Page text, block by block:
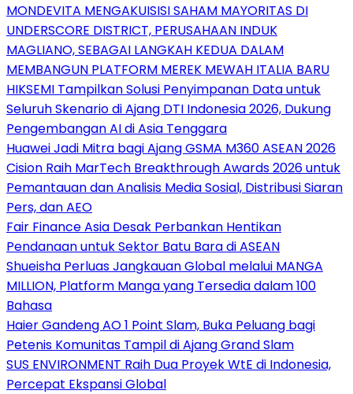
MONDEVITA MENGAKUISISI SAHAM MAYORITAS DI
UNDERSCORE DISTRICT, PERUSAHAAN INDUK
MAGLIANO, SEBAGAI LANGKAH KEDUA DALAM
MEMBANGUN PLATFORM MEREK MEWAH ITALIA BARU
HIKSEMI Tampilkan Solusi Penyimpanan Data untuk
Seluruh Skenario di Ajang DTI Indonesia 2026, Dukung
Pengembangan AI di Asia Tenggara
Huawei Jadi Mitra bagi Ajang GSMA M360 ASEAN 2026
Cision Raih MarTech Breakthrough Awards 2026 untuk
Pemantauan dan Analisis Media Sosial, Distribusi Siaran
Pers, dan AEO
Fair Finance Asia Desak Perbankan Hentikan
Pendanaan untuk Sektor Batu Bara di ASEAN
Shueisha Perluas Jangkauan Global melalui MANGA
MILLION, Platform Manga yang Tersedia dalam 100
Bahasa
Haier Gandeng AO 1 Point Slam, Buka Peluang bagi
Petenis Komunitas Tampil di Ajang Grand Slam
SUS ENVIRONMENT Raih Dua Proyek WtE di Indonesia,
Percepat Ekspansi Global